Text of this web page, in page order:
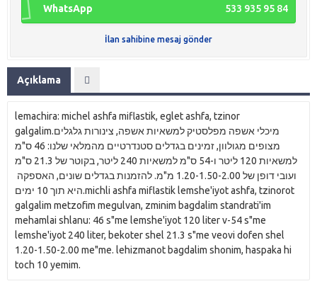
WhatsApp 533 935 95 84
İlan sahibine mesaj gönder
Açıklama
lemachira: michel ashfa miflastik, eglet ashfa, tzinor
galgalim.מיכלי אשפה מפלסטיק למשאיות אשפה, צינורות גלגלים
מצופים מגולוון, זמינים בגדלים סטנדרטיים מהמלאי שלנו: 46 ס"מ
למשאיות 120 ליטר ו-54 ס"מ למשאיות 240 ליטר, בקוטר של 21.3 ס"מ
ועובי דופן של 1.20-1.50-2.00 מ"מ. להזמנות בגדלים שונים, האספקה ​​
היא תוך 10 ימים.michli ashfa miflastik lemshe'iyot ashfa, tzinorot
galgalim metzofim megulvan, zminim bagdalim standrati'im
mehamlai shlanu: 46 s"me lemshe'iyot 120 liter v-54 s"me
lemshe'iyot 240 liter, bekoter shel 21.3 s"me veovi dofen shel
1.20-1.50-2.00 me"me. lehizmanot bagdalim shonim, haspaka ​​hi
toch 10 yemim.